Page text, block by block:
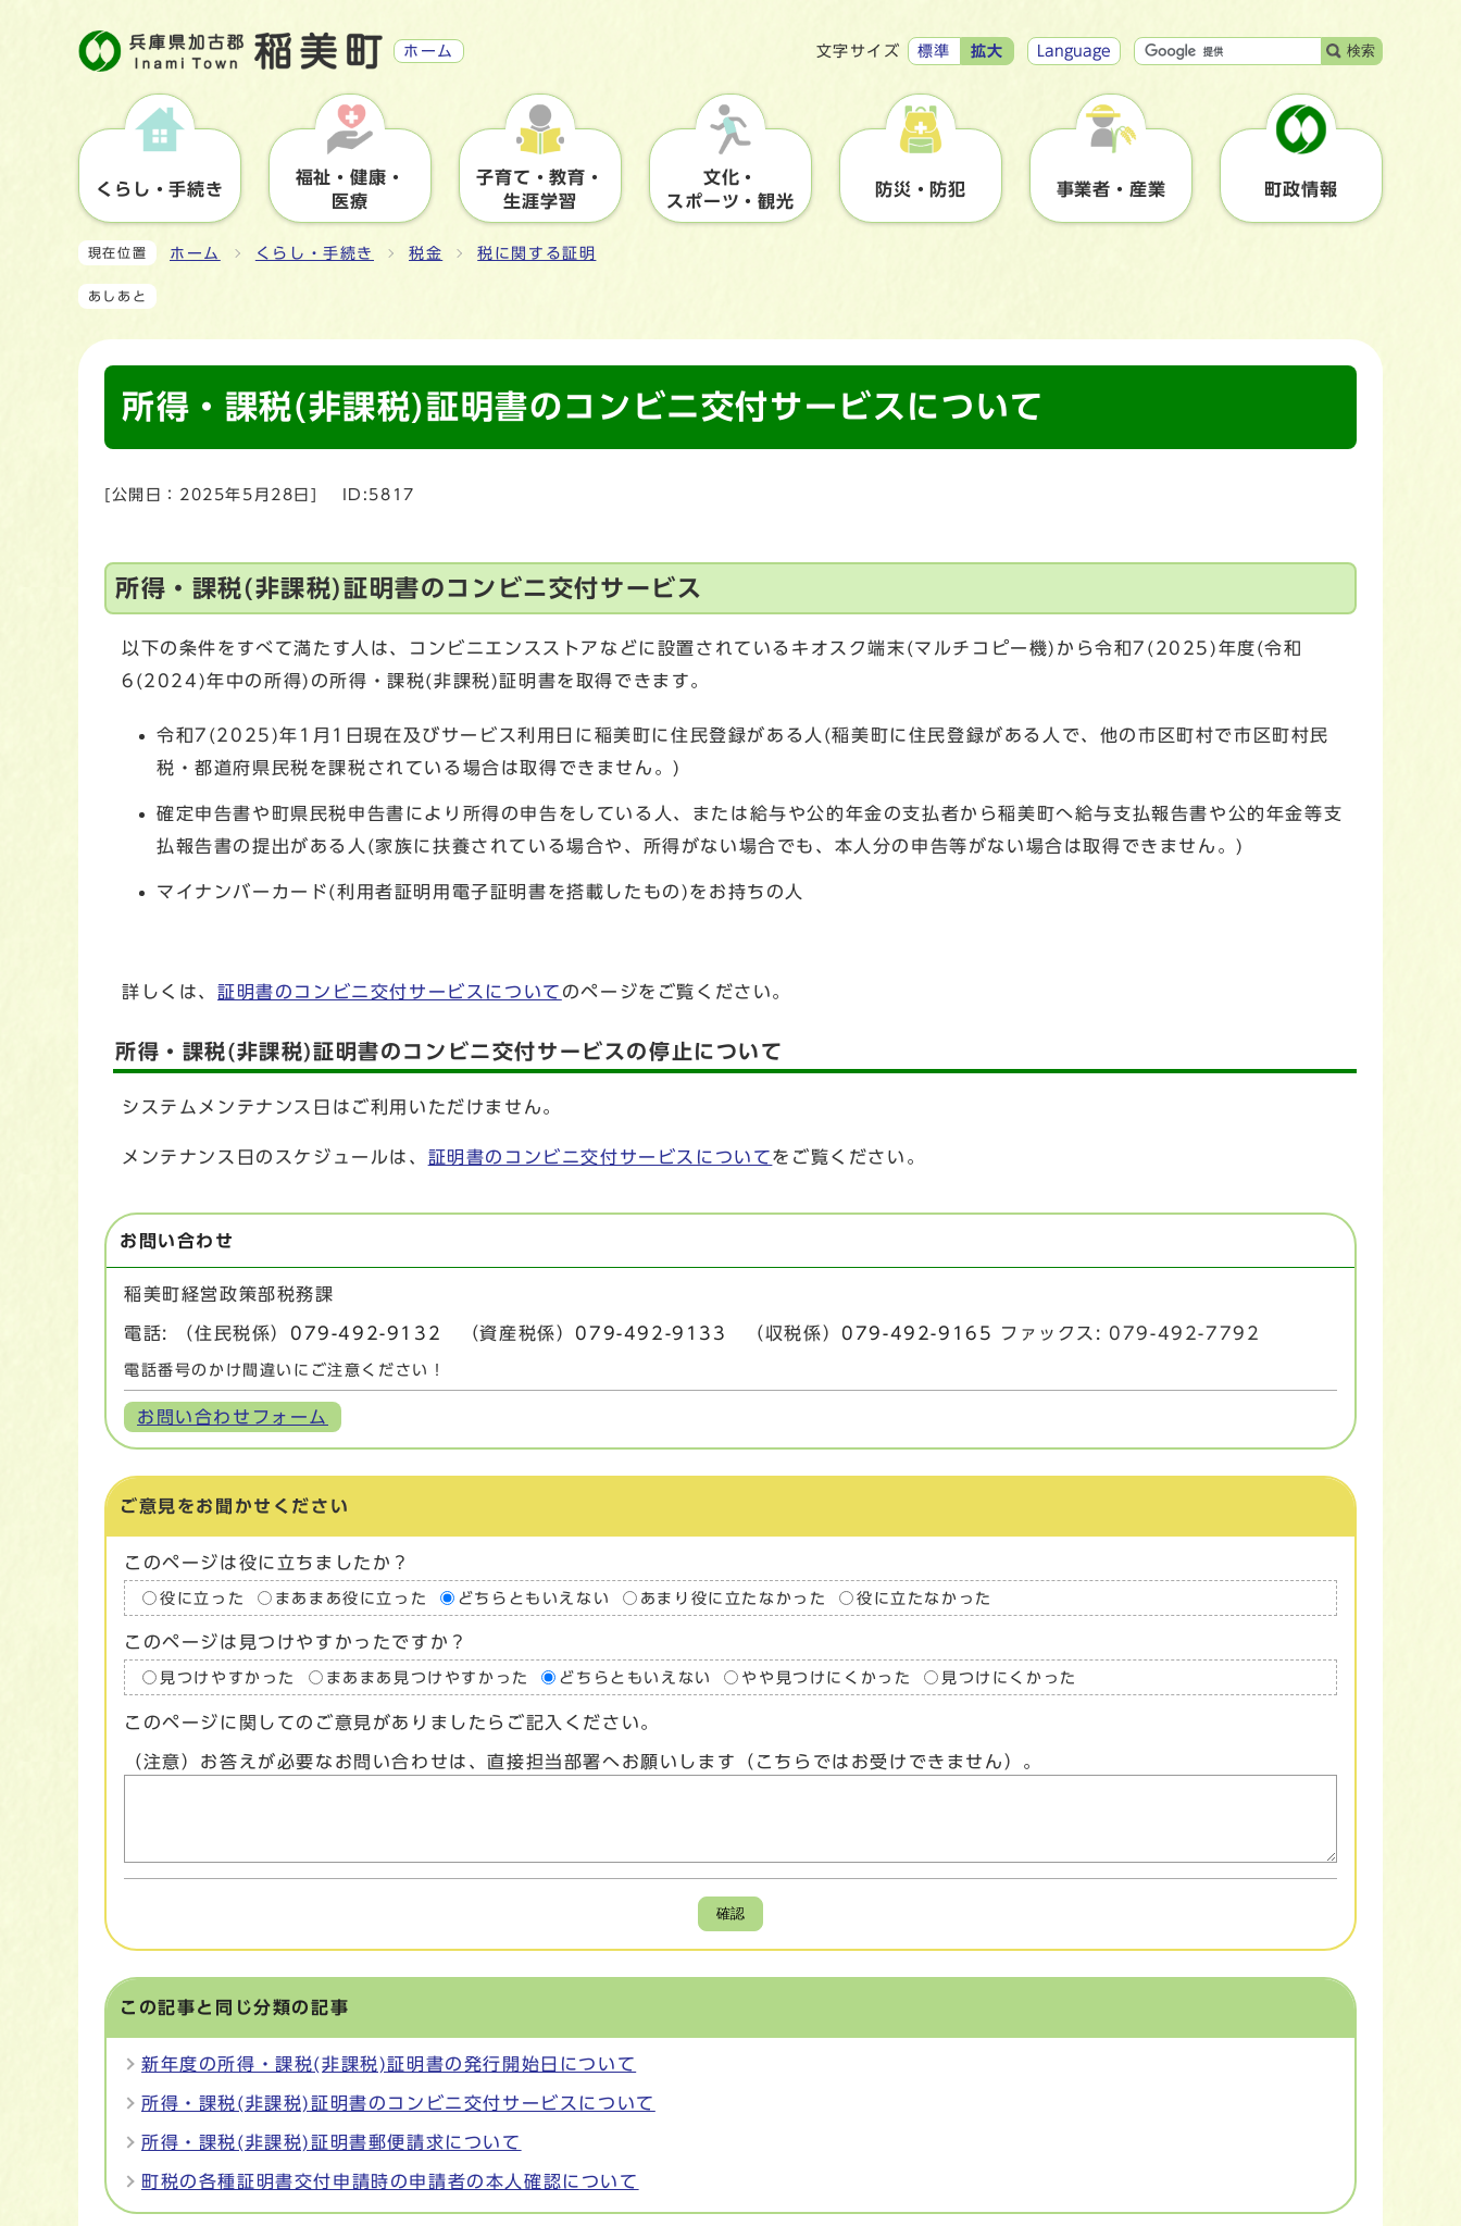
ホーム 文字サイズ 標準 拡大 Language 検索
くらし・手続き
福祉・健康・
医療
子育て・教育・
生涯学習
文化・
スポーツ・観光
防災・防犯 事業者・産業 町政情報
現在位置 ホーム くらし・手続き 税金 税に関する証明
あしあと
所得・課税(非課税)証明書のコンビニ交付サービスについて
[公開日： 2025年5月28日 ID:5817
所得・課税(非課税)証明書のコンビニ交付サービス
以下の条件をすべて満たす人は、コンビニエンスストアなどに設置されているキオスク端末(マルチコピー機)から令和7(2025)年度(令和
6(2024)年中の所得)の所得・課税(非課税)証明書を取得できます。
令和7(2025)年1月1日現在及びサービス利用日に稲美町に住民登録がある人(稲美町に住民登録がある人で、他の市区町村で市区町村民
税・都道府県民税を課税されている場合は取得できません。)
確定申告書や町県民税申告書により所得の申告をしている人、または給与や公的年金の支払者から稲美町へ給与支払報告書や公的年金等支
払報告書の提出がある人(家族に扶養されている場合や、所得がない場合でも、本人分の申告等がない場合は取得できません。)
マイナンバーカード(利用者証明用電子証明書を搭載したもの)をお持ちの人
詳しくは、 証明書のコンビニ交付サービスについて のページをご覧ください。
所得・課税(非課税)証明書のコンビニ交付サービスの停止について
システムメンテナンス日はご利用いただけません。
メンテナンス日のスケジュールは、 証明書のコンビニ交付サービスについてをご覧ください。
お問い合わせ
稲美町経営政策部税務課
電話: （住民税係） 079-492-9132 （資産税係） 079-492-9133 （収税係） 079-492-9165 ファックス: 079-492-7792
電話番号のかけ間違いにご注意ください！
お問い合わせフォーム
ご意見をお聞かせください
このページは役に立ちましたか？
役に立った まあまあ役に立った どちらともいえない あまり役に立たなかった 役に立たなかった
このページは見つけやすかったですか？
見つけやすかった まあまあ見つけやすかった どちらともいえない やや見つけにくかった 見つけにくかった
このページに関してのご意見がありましたらご記入ください。
（注意）お答えが必要なお問い合わせは、直接担当部署へお願いします（こちらではお受けできません）。
確認
この記事と同じ分類の記事
新年度の所得・課税(非課税)証明書の発行開始日について
所得・課税(非課税)証明書のコンビニ交付サービスについて
所得・課税(非課税)証明書郵便請求について
町税の各種証明書交付申請時の申請者の本人確認について